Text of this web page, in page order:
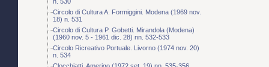
Circolo di Cultura A. Formiggini. Modena (1969 nov.
18) n. 531
Circolo di Cultura P. Gobetti. Mirandola (Modena)
(1960 nov. 5 - 1961 dic. 28) nn. 532-533
Circolo Ricreativo Portuale. Livorno (1974 nov. 20)
n. 534
Clocchiatti, Amerigo (1972 set. 19) nn. 535-356